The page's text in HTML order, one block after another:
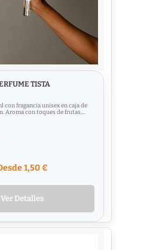
TISTA
con fragancia unisex en caja de
Aroma con toques de frutas,...
1,50 €
Ver Detalles